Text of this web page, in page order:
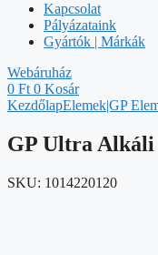
Kapcsolat
Pályázataink
Gyártók | Márkák
Webáruház
0 Ft 0 Kosár
KezdőlapElemek|GP
GP Ultra Alkáli
SKU: 1014220120